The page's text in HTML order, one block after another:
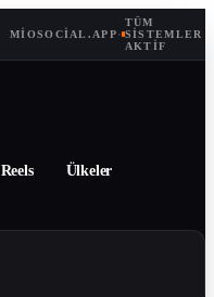
MIOSOCIAL.APP·
TÜM
SISTEMLER
AKTIF
Reels Ülkeler